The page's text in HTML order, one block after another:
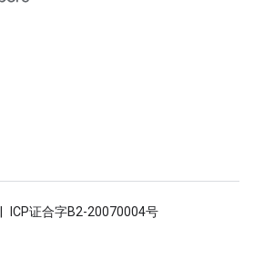
ICP证合字B2-20070004号